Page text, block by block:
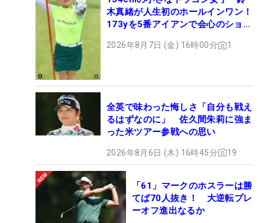
木真緒が人生初のホールインワン！
173yを5番アイアンで会心のショッ
2026年8月7日 (金) 16時00分 1
全英で味わった悔しさ「自分も戦え
るはずなのに」 佐久間朱莉に強ま
った米ツアー参戦への思い
2026年8月6日 (木) 16時45分 19
「61」マークのホスラーは勝
てば70人抜き！ 大逆転プレ
ーオフ進出なるか